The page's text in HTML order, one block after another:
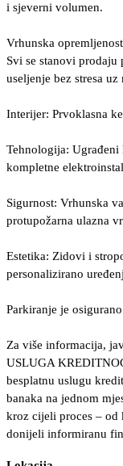
i sjeverni volumen.
Vrhunska
Svi se stanovi
useljenje bez stresa
Interijer: Prvoklasna
Tehnologija: Ugrađeni
kompletne
Sigurnost: Vrhunska
protupožarna ulazna
Estetika: Zidovi i
personalizirano
Parkiranje je
Za više informacija,
USLUGA
besplatnu uslugu
banaka na jednom
kroz cijeli proces – od
donijeli informiranu